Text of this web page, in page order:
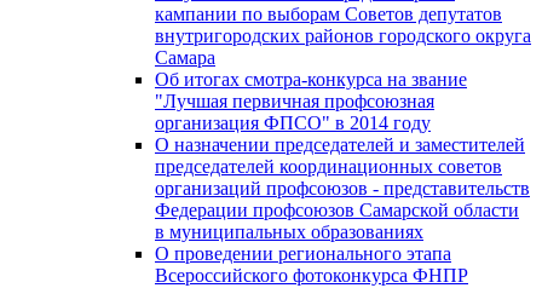
кампании по выборам Советов депутатов
внутригородских районов городского округа
Самара
Об итогах смотра-конкурса на звание
"Лучшая первичная профсоюзная
организация ФПСО" в 2014 году
О назначении председателей и заместителей
председателей координационных советов
организаций профсоюзов - представительств
Федерации профсоюзов Самарской области
в муниципальных образованиях
О проведении регионального этапа
Всероссийского фотоконкурса ФНПР